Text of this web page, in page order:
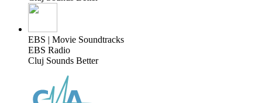
EBS | Movie Soundtracks
EBS Radio
Cluj Sounds Better